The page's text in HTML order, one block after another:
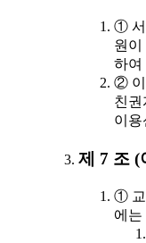
① 서
원이
하여
② 이
친권
이용
제 7 조 (
① 교
에는